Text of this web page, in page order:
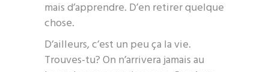
mais d’apprendre. D’en retirer quelque
chose.
D’ailleurs, c’est un peu ça la vie.
Trouves-tu? On n’arrivera jamais au